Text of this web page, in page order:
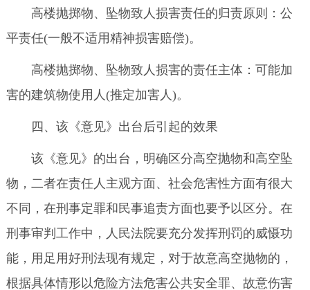
高楼抛掷物、坠物致人损害责任的归责原则：公
平责任(一般不适用精神损害赔偿)。
高楼抛掷物、坠物致人损害的责任主体：可能加
害的建筑物使用人(推定加害人)。
四、该《意见》出台后引起的效果
该《意见》的出台，明确区分高空抛物和高空坠
物，二者在责任人主观方面、社会危害性方面有很大
不同，在刑事定罪和民事追责方面也要予以区分。在
刑事审判工作中，人民法院要充分发挥刑罚的威慑功
能，用足用好刑法现有规定，对于故意高空抛物的，
根据具体情形以危险方法危害公共安全罪、故意伤害